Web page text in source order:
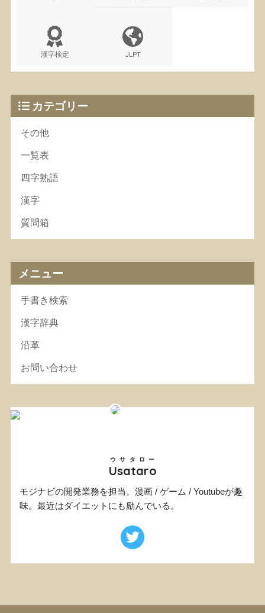
漢字検定 JLPT
カテゴリー
その他
一覧表
四字熟語
漢字
質問箱
メニュー
手書き検索
漢字辞典
沿革
お問い合わせ
Usataro
ウサタロー
モジナビの開発業務を担当。漫画 / ゲーム / Youtubeが趣
味。最近はダイエットにも励んでいる。